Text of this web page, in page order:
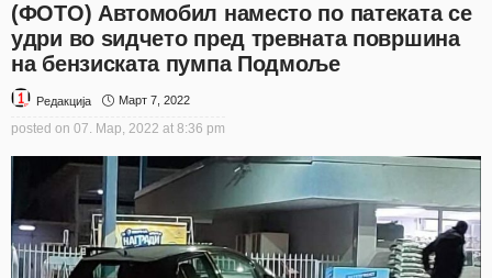
(ФОТО) Автомобил наместо по патеката се
удри во ѕидчето пред тревната површина
на бензиската пумпа Подмоље
Редакција Март 7, 2022
posted on 07. Мар, 2022 at 8:36 pm